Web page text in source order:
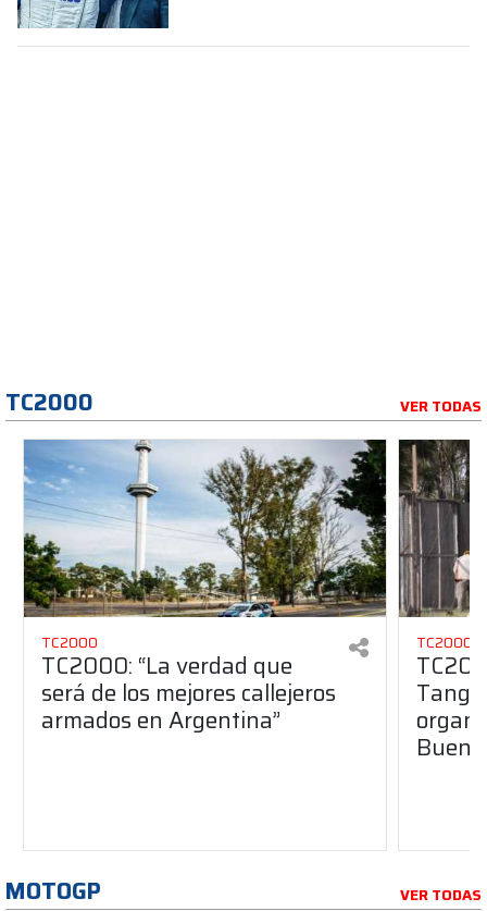
TC2000 VER TODAS
TC2000
TC2000: “La verdad que
será de los mejores callejeros
armados en Argentina”
TC2000
MOTOGP VER TODAS